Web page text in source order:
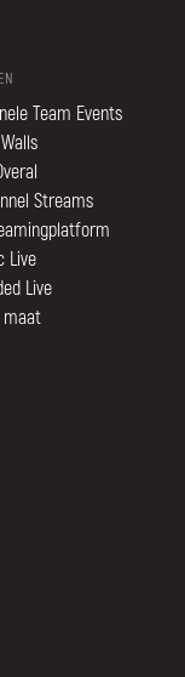
Team Events
Streams
Live
Live
maat